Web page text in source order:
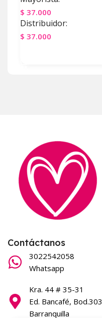
$ 37.000
Distribuidor:
$ 37.000
Contáctanos
3022542058
Whatsapp
Kra. 44 # 35-31
Ed. Bancafé, Bod.303
Barranquilla